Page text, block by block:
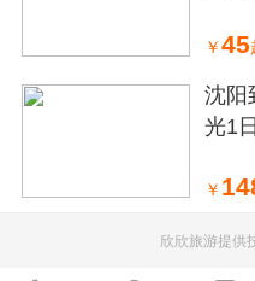
￥45
沈阳
光1
￥
欣欣旅游提供